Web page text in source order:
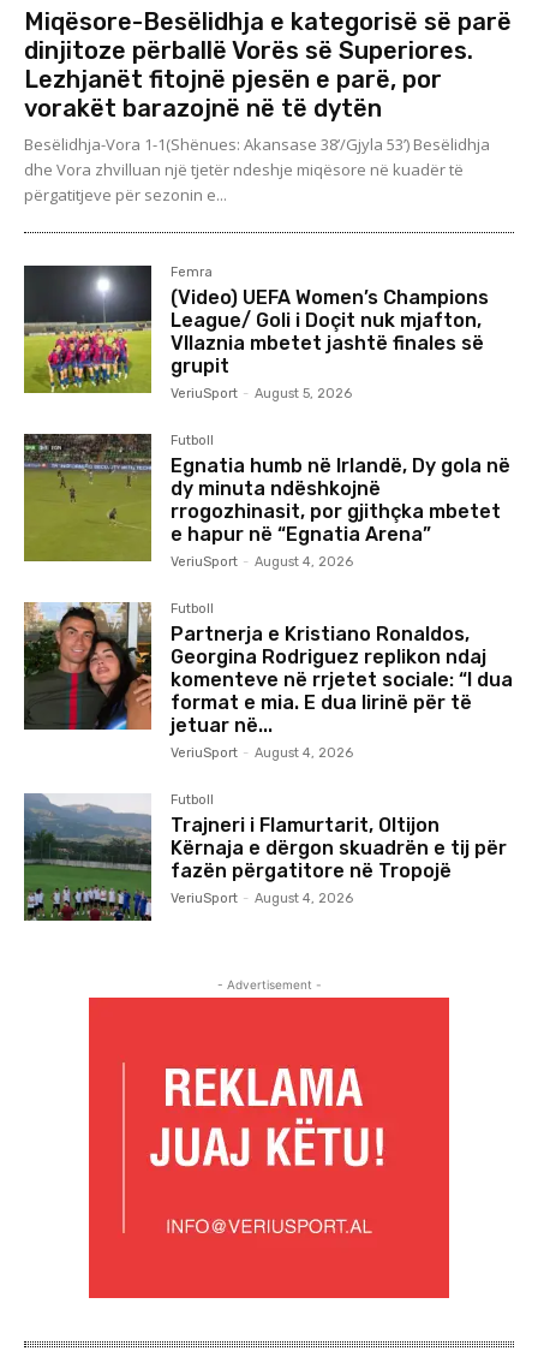
Miqësore-Besëlidhja e kategorisë së parë
dinjitoze përballë Vorës së Superiores.
Lezhjanët fitojnë pjesën e parë, por
vorakët barazojnë në të dytën
Besëlidhja-Vora 1-1(Shënues: Akansase 38’/Gjyla 53’) Besëlidhja
dhe Vora zhvilluan një tjetër ndeshje miqësore në kuadër të
përgatitjeve për sezonin e...
Femra
(Video) UEFA Women’s Champions
League/ Goli i Doçit nuk mjafton,
Vllaznia mbetet jashtë finales së
grupit
VeriuSport - August 5, 2026
Futboll
Egnatia humb në Irlandë, Dy gola në
dy minuta ndëshkojnë
rrogozhinasit, por gjithçka mbetet
e hapur në “Egnatia Arena”
VeriuSport - August 4, 2026
Futboll
Partnerja e Kristiano Ronaldos,
Georgina Rodriguez replikon ndaj
komenteve në rrjetet sociale: “I dua
format e mia. E dua lirinë për të
jetuar në...
VeriuSport - August 4, 2026
Futboll
Trajneri i Flamurtarit, Oltijon
Kërnaja e dërgon skuadrën e tij për
fazën përgatitore në Tropojë
VeriuSport - August 4, 2026
- Advertisement -